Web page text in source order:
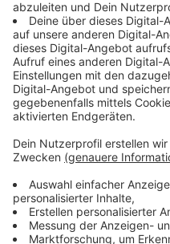
werden an einen
ausgezahlt. Diese
erhalten, die ihren
und durch das Unwetter
Daneben hat das
Unternehmen,
Tätige getroffen. Um
finanziellen Belastungen,
Schäden verursacht
jede betroffene
werden. Damit können
und Reinigung oder den